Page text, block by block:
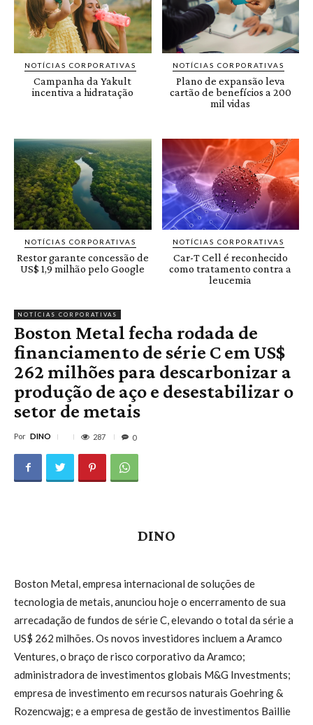
NOTÍCIAS CORPORATIVAS
Campanha da Yakult
incentiva a hidratação
NOTÍCIAS CORPORATIVAS
Plano de expansão leva
cartão de benefícios a 200
mil vidas
NOTÍCIAS CORPORATIVAS
Restor garante concessão de
US$ 1,9 milhão pelo Google
NOTÍCIAS CORPORATIVAS
Car-T Cell é reconhecido
como tratamento contra a
leucemia